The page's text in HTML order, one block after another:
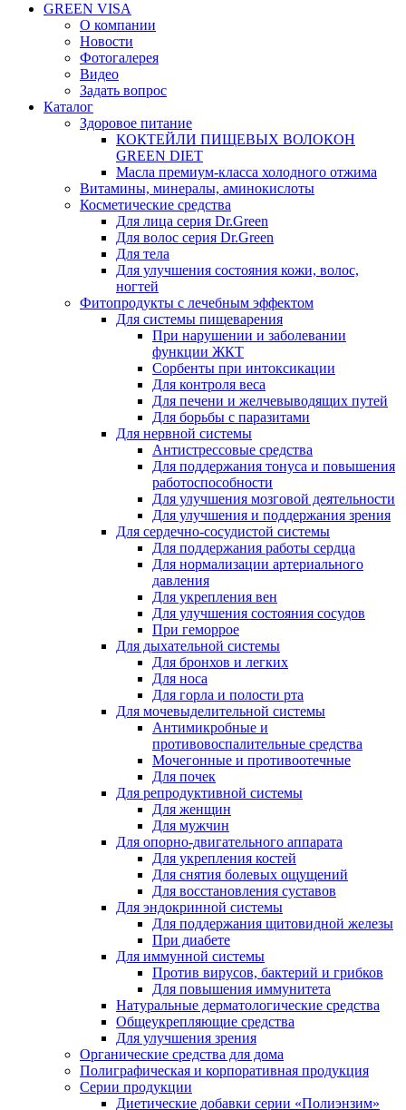
GREEN VISA
О компании
Новости
Фотогалерея
Видео
Задать вопрос
Каталог
Здоровое питание
КОКТЕЙЛИ ПИЩЕВЫХ ВОЛОКОН
GREEN DIET
Масла премиум-класса холодного отжима
Витамины, минералы, аминокислоты
Косметические средства
Для лица серия Dr.Green
Для волос серия Dr.Green
Для тела
Для улучшения состояния кожи, волос,
ногтей
Фитопродукты с лечебным эффектом
Для системы пищеварения
При нарушении и заболевании
функции ЖКТ
Сорбенты при интоксикации
Для контроля веса
Для печени и желчевыводящих путей
Для борьбы с паразитами
Для нервной системы
Антистрессовые средства
Для поддержания тонуса и повышения
работоспособности
Для улучшения мозговой деятельности
Для улучшения и поддержания зрения
Для сердечно-сосудистой системы
Для поддержания работы сердца
Для нормализации артериального
давления
Для укрепления вен
Для улучшения состояния сосудов
При геморрое
Для дыхательной системы
Для бронхов и легких
Для носа
Для горла и полости рта
Для мочевыделительной системы
Антимикробные и
противовоспалительные средства
Мочегонные и противоотечные
Для почек
Для репродуктивной системы
Для женщин
Для мужчин
Для опорно-двигательного аппарата
Для укрепления костей
Для снятия болевых ощущений
Для восстановления суставов
Для эндокринной системы
Для поддержания щитовидной железы
При диабете
Для иммунной системы
Против вирусов, бактерий и грибков
Для повышения иммунитета
Натуральные дерматологические средства
Общеукрепляющие средства
Для улучшения зрения
Органические средства для дома
Полиграфическая и корпоративная продукция
Серии продукции
Диетические добавки серии «Полиэнзим»